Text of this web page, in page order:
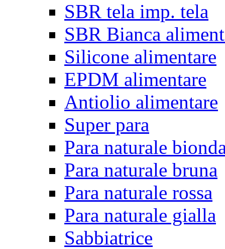
SBR tela imp. tela
SBR Bianca
Silicone alimentare
EPDM alimentare
Antiolio alimentare
Super para
Para naturale
Para naturale bruna
Para naturale rossa
Para naturale gialla
Sabbiatrice